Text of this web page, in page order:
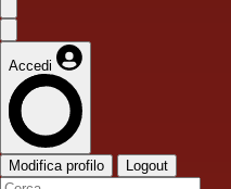
Accedi
Modifica profilo Logout